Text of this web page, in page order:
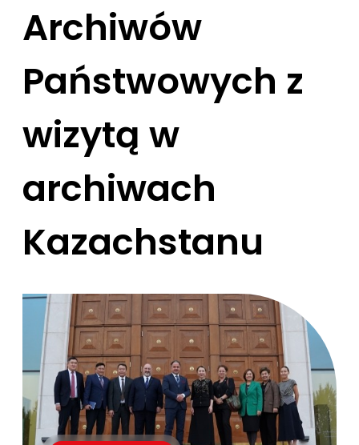
Archiwów
Państwowych z
wizytą w
archiwach
Kazachstanu